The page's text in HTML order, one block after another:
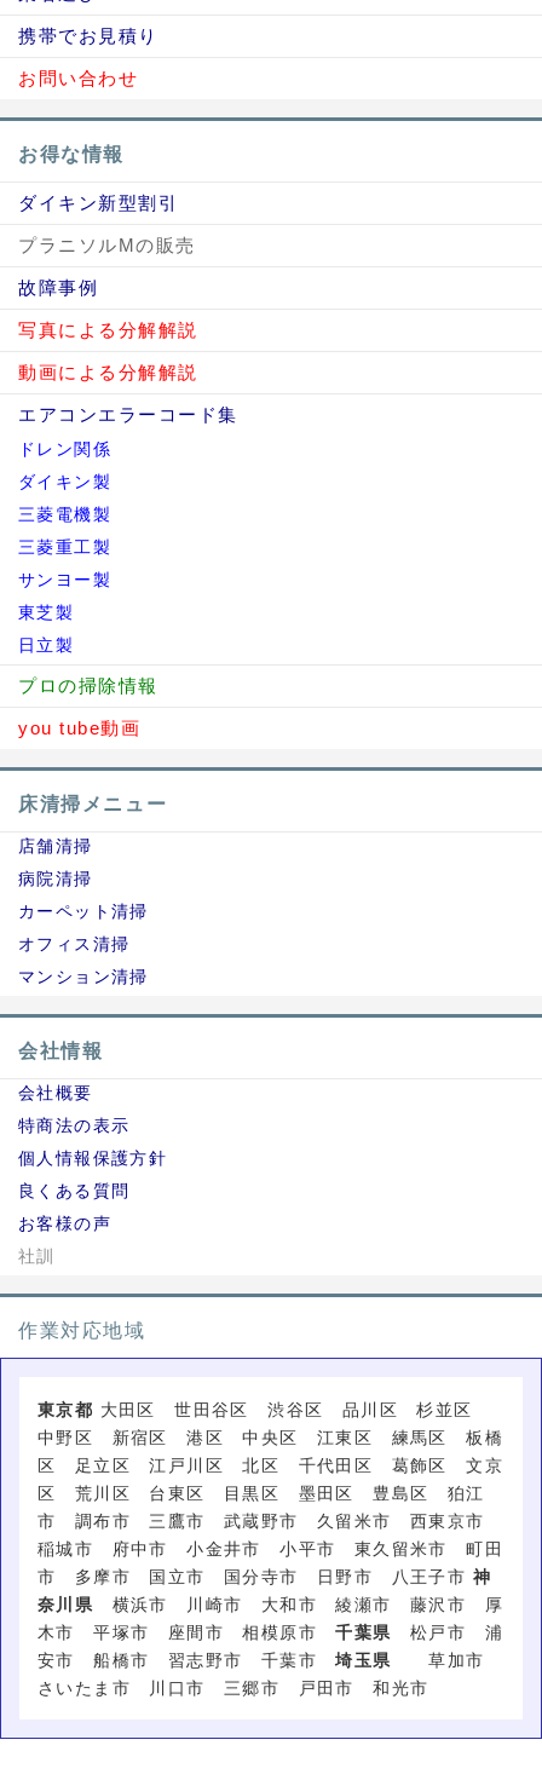
携帯でお見積り
お問い合わせ
お得な情報
ダイキン新型割引
プラニソルMの販売
故障事例
写真による分解解説
動画による分解解説
エアコンエラーコード集
ドレン関係
ダイキン製
三菱電機製
三菱重工製
サンヨー製
東芝製
日立製
プロの掃除情報
you tube動画
床清掃メニュー
店舗清掃
病院清掃
カーペット清掃
オフィス清掃
マンション清掃
会社情報
会社概要
特商法の表示
個人情報保護方針
良くある質問
お客様の声
社訓
作業対応地域
東京都 大田区 世田谷区 渋谷区 品川区 杉並区
中野区 新宿区 港区 中央区 江東区 練馬区 板橋
区 足立区 江戸川区 北区 千代田区 葛飾区 文京
区 荒川区 台東区 目黒区 墨田区 豊島区 狛江
市 調布市 三鷹市 武蔵野市 久留米市 西東京市
稲城市 府中市 小金井市 小平市 東久留米市 町田
市 多摩市 国立市 国分寺市 日野市 八王子市 神
奈川県 横浜市 川崎市 大和市 綾瀬市 藤沢市 厚
木市 平塚市 座間市 相模原市千葉県
松戸市 浦
安市 船橋市 習志野市 千葉市埼玉県
草加市
さいたま市 川口市 三郷市 戸田市 和光市